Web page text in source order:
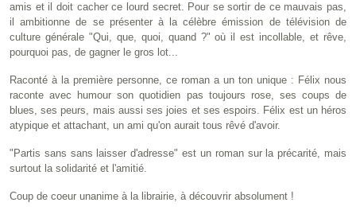
amis et il doit cacher ce lourd secret. Pour se sortir de ce mauvais pas,
il ambitionne de se présenter à la célèbre émission de télévision de
culture générale "Qui, que, quoi, quand ?" où il est incollable, et rêve,
pourquoi pas, de gagner le gros lot...
Raconté à la première personne, ce roman a un ton unique : Félix nous
raconte avec humour son quotidien pas toujours rose, ses coups de
blues, ses peurs, mais aussi ses joies et ses espoirs. Félix est un héros
atypique et attachant, un ami qu'on aurait tous rêvé d'avoir.
"Partis sans sans laisser d'adresse" est un roman sur la précarité, mais
surtout la solidarité et l'amitié.
Coup de coeur unanime à la librairie, à découvrir absolument !